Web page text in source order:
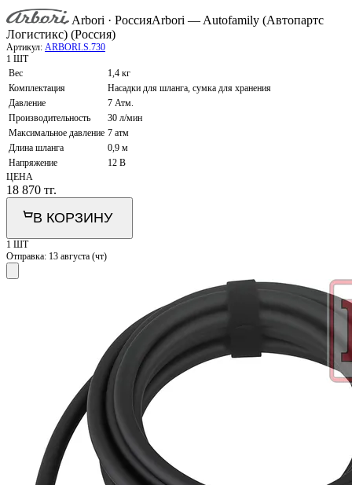
Arbori · РоссияArbori — Autofamily (Автопартс
Логистикс) (Россия)
Артикул: ARBORI.S.730
1 ШТ
Вес
1,4 кг
Комплектация
Насадки для шланга, сумка для хранения
Давление
7 Атм.
Производительность
30 л/мин
Максимальное давление 7 атм
Длина шланга
0,9 м
Напряжение
12 В
ЦЕНА
18 870 тг.
В КОРЗИНУ
1 ШТ
Отправка: 13 августа (чт)